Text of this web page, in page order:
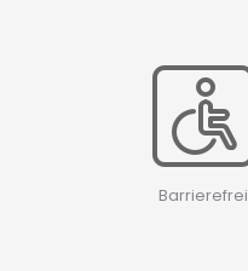
Barrierefrei